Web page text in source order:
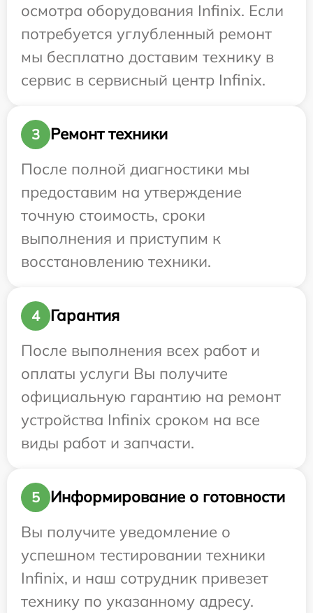
осмотра оборудования Infinix. Если
потребуется углубленный ремонт
мы бесплатно доставим технику в
сервис в сервисный центр Infinix.
3
Ремонт техники
После полной диагностики мы
предоставим на утверждение
точную стоимость, сроки
выполнения и приступим к
восстановлению техники.
4
Гарантия
После выполнения всех работ и
оплаты услуги Вы получите
официальную гарантию на ремонт
устройства Infinix сроком на все
виды работ и запчасти.
5
Информирование о готовности
Вы получите уведомление о
успешном тестировании техники
Infinix, и наш сотрудник привезет
технику по указанному адресу.